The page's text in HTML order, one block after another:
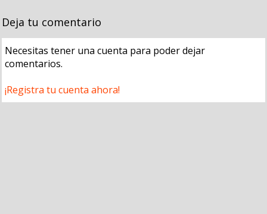
Deja tu comentario
Necesitas tener una cuenta para poder dejar
comentarios.
¡Registra tu cuenta ahora!